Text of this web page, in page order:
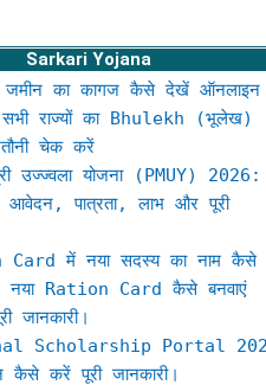
Sarkari Yojana
जमीन का कागज कैसे देखें ऑनलाइन
राज्यों का Bhulekh (भूलेख)
चेक करें
उज्ज्वला योजना (PMUY) 2026:
आवेदन, पात्रता, लाभ और पूरी
Card में नया सदस्य का नाम कैसे
नया Ration Card कैसे बनवाएं
जानकारी।
Scholarship Portal
करें पूरी जानकारी।